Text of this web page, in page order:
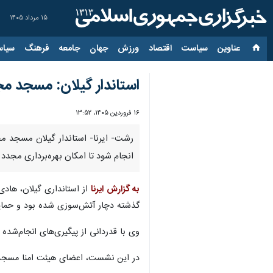
۱۵ مرداد ۱۴۰۵
عناوین‌ سیاست اقتصاد ورزش جهان جامعه فرهنگ
استاندار گیلان: مسجد
۱۶ فروردین ۱۴۰۵، ۱۳:۵۲